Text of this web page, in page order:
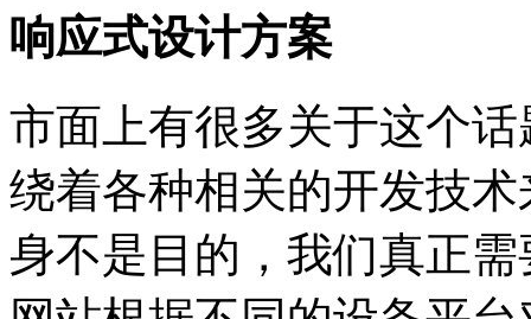
响应式设计方案
市面上有很多关于这个
绕着各种相关的开发技
身不是目的，我们真正